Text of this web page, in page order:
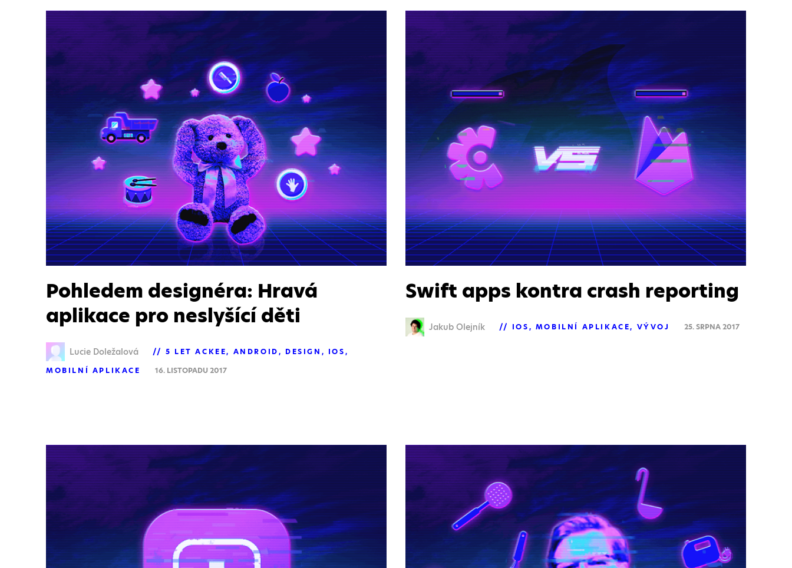
Pohledem designéra: Hravá
aplikace pro neslyšící děti
Lucie Doležalová 5 LET ACKEE ANDROID DESIGN
IOS
MOBILNÍ APLIKACE
16. LISTOPADU 2017
Swift apps kontra crash reporting
Jakub Olejník IOS MOBILNÍ APLIKACE VÝVOJ 25. SRPNA 2017